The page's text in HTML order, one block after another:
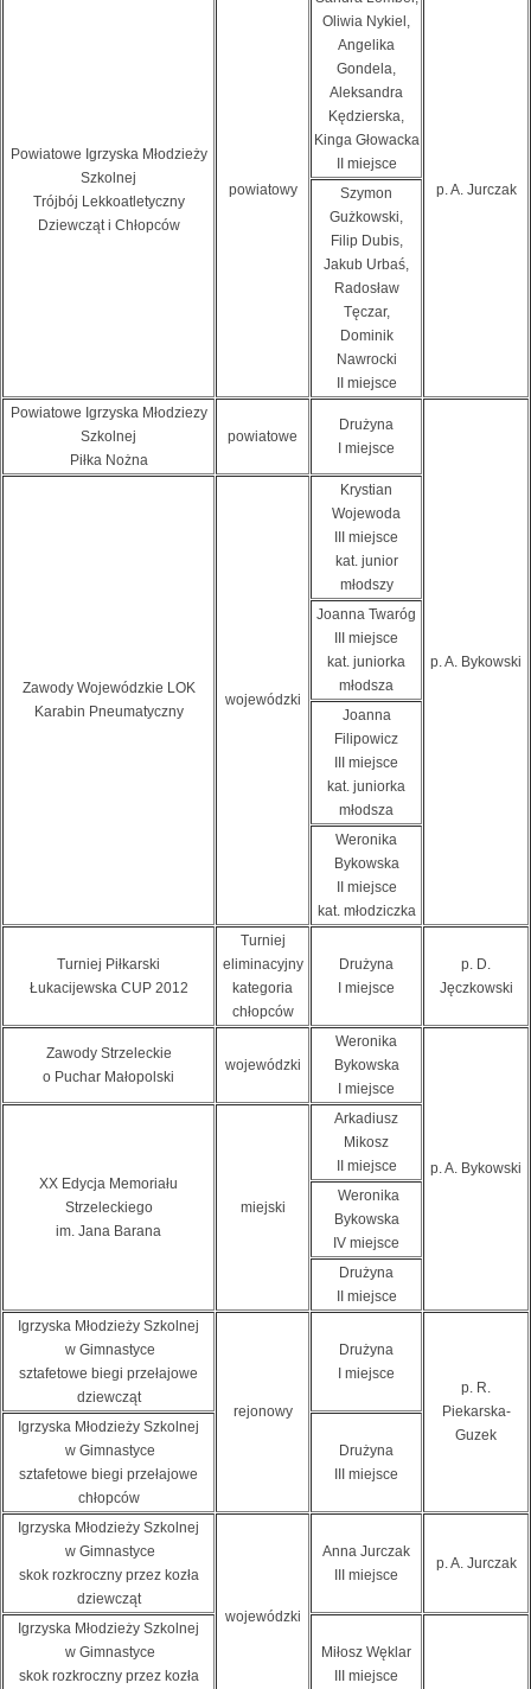
Powiatowe Igrzyska Młodzieży
Szkolnej
Trójbój Lekkoatletyczny
Dziewcząt i Chłopców
powiatowy
Oliwia Nykiel,
Angelika
Gondela,
Aleksandra
Kędzierska,
Kinga Głowacka
II miejsce
p. A. Jurczak
Szymon
Gużkowski,
Filip Dubis,
Jakub Urbaś,
Radosław
Tęczar,
Dominik
Nawrocki
II miejsce
Powiatowe Igrzyska Młodziezy
Szkolnej
Piłka Nożna
powiatowe
Drużyna
I miejsce
p. A. Bykowski
Zawody Wojewódzkie LOK
Karabin Pneumatyczny
wojewódzki
Krystian
Wojewoda
III miejsce
kat. junior
młodszy
Joanna Twaróg
III miejsce
kat. juniorka
młodsza
Joanna
Filipowicz
III miejsce
kat. juniorka
młodsza
Weronika
Bykowska
II miejsce
kat. młodziczka
Turniej Piłkarski
Łukacijewska CUP 2012
Turniej
eliminacyjny
kategoria
chłopców
Drużyna
I miejsce
p. D.
Jęczkowski
Zawody Strzeleckie
o Puchar Małopolski
wojewódzki
Weronika
Bykowska
I miejsce
p. A. Bykowski
XX Edycja Memoriału
Strzeleckiego
im. Jana Barana
miejski
Arkadiusz
Mikosz
II miejsce
Weronika
Bykowska
IV miejsce
Drużyna
II miejsce
Igrzyska Młodzieży Szkolnej
w Gimnastyce
sztafetowe biegi przełajowe
dziewcząt
rejonowy
Drużyna
I miejsce
p. R.
Piekarska-
Guzek
Igrzyska Młodzieży Szkolnej
w Gimnastyce
sztafetowe biegi przełajowe
chłopców
Drużyna
III miejsce
Igrzyska Młodzieży Szkolnej
w Gimnastyce
skok rozkroczny przez kozła
dziewcząt
wojewódzki
Anna Jurczak
III miejsce
p. A. Jurczak
Igrzyska Młodzieży Szkolnej
w Gimnastyce
skok rozkroczny przez kozła
Miłosz Węklar
III miejsce